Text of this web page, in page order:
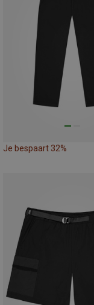
Je bespaart 32%